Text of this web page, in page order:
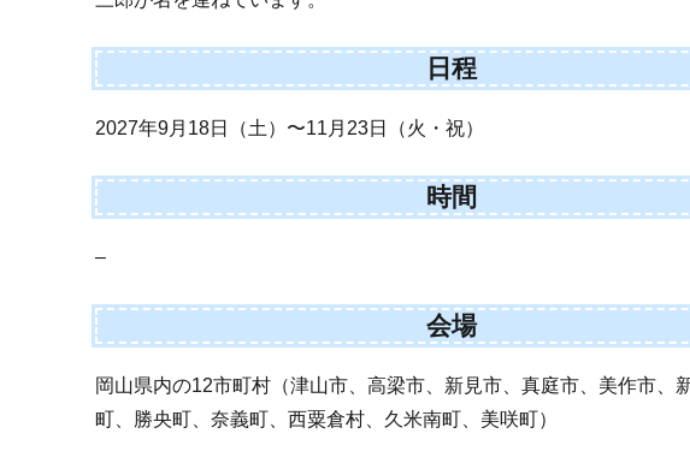
日程
2027年9月18日（土）〜11月23日（火・祝）
時間
–
会場
岡山県内の12市町村（津山市、高梁市、新見市、真庭市、美作市、
町、勝央町、奈義町、西粟倉村、久米南町、美咲町）